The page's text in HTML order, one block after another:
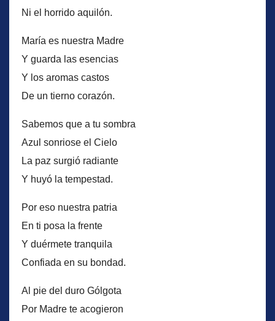
Ni el horrido aquilón.
María es nuestra Madre
Y guarda las esencias
Y los aromas castos
De un tierno corazón.
Sabemos que a tu sombra
Azul sonriose el Cielo
La paz surgió radiante
Y huyó la tempestad.
Por eso nuestra patria
En ti posa la frente
Y duérmete tranquila
Confiada en su bondad.
Al pie del duro Gólgota
Por Madre te acogieron